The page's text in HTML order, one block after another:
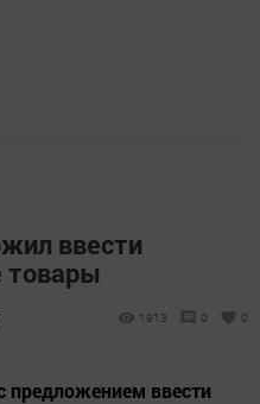
ввести
товары
1913 0 0
предложением ввести